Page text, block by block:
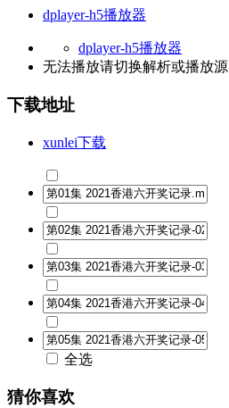
dplayer-h5播放器
dplayer-h5播放器
无法播放请切换解析或播放源
下载地址
xunlei下载
全选
猜你喜欢